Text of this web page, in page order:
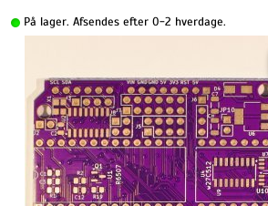
På lager. Afsendes efter 0-2 hverdage.